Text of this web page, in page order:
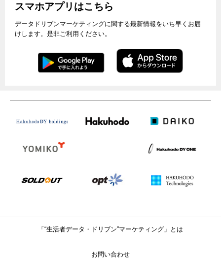
スマホアプリはこちら
データドリブンマーケティングに関する最新情報をいち早くお届
けします。是非ご利用ください。
「“生活者データ・ドリブン”マーケティング」とは
お問い合わせ